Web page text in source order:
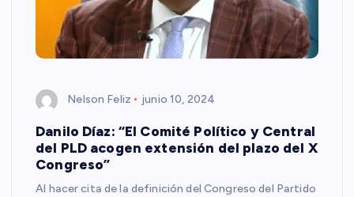
Nelson Feliz junio 10, 2024
Danilo Díaz: “El Comité Político y Central
del PLD acogen extensión del plazo del X
Congreso”
Al hacer cita de la definición del Congreso del Partido